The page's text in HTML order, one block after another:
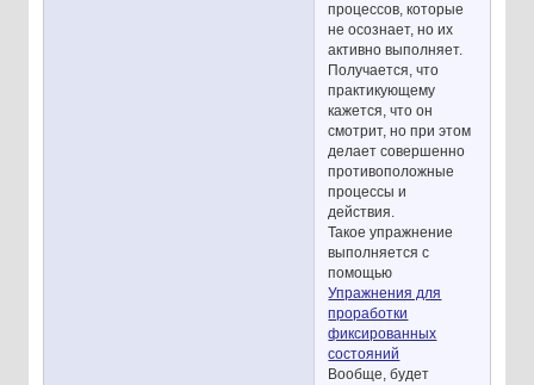
процессов, которые
не осознает, но их
активно выполняет.
Получается, что
практикующему
кажется, что он
смотрит, но при этом
делает совершенно
противоположные
процессы и
действия.
Такое упражнение
выполняется с
помощью
Упражнения для
проработки
фиксированных
состояний
Вообще, будет